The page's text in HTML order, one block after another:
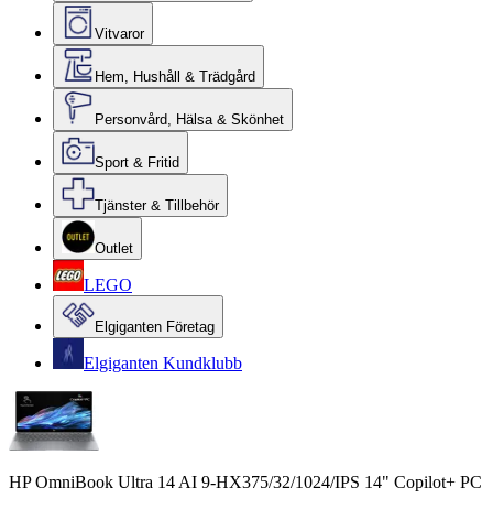
Vitvaror
Hem, Hushåll & Trädgård
Personvård, Hälsa & Skönhet
Sport & Fritid
Tjänster & Tillbehör
Outlet
LEGO
Elgiganten Företag
Elgiganten Kundklubb
HP OmniBook Ultra 14 AI 9-HX375/32/1024/IPS 14" Copilot+ PC